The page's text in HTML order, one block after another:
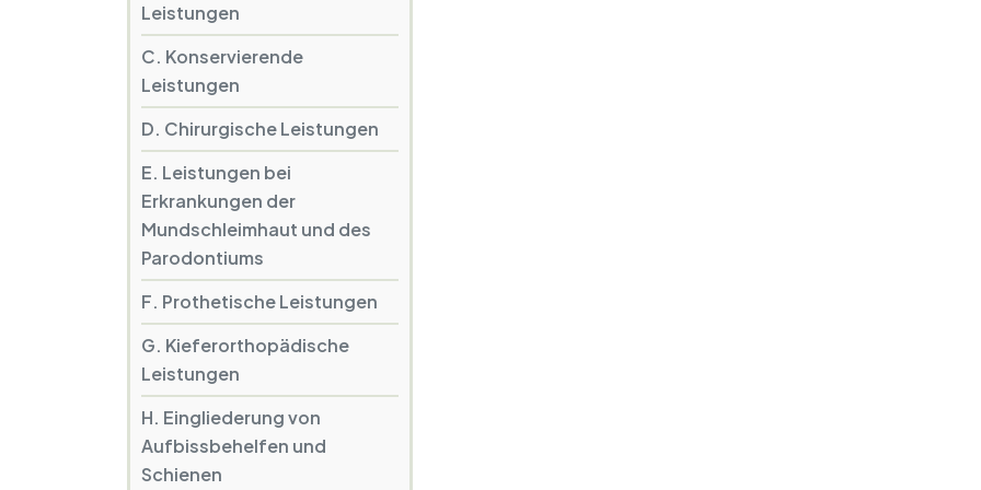
Leistungen
C. Konservierende
Leistungen
D. Chirurgische Leistungen
E. Leistungen bei
Erkrankungen der
Mundschleimhaut und des
Parodontiums
F. Prothetische Leistungen
G. Kieferorthopädische
Leistungen
H. Eingliederung von
Aufbissbehelfen und
Schienen